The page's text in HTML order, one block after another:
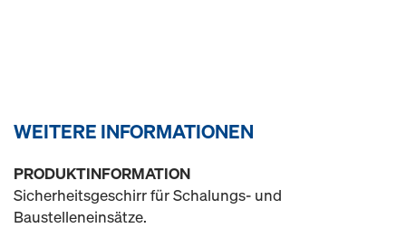
WEITERE INFORMATIONEN
PRODUKTINFORMATION
Sicherheitsgeschirr für Schalungs- und
Baustelleneinsätze.